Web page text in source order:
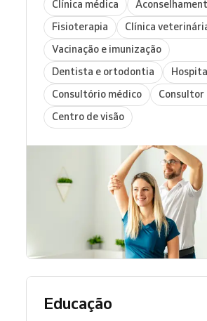
Clínica médica
Fisioterapia
Clínica
Vacinação e imunização
Dentista e ortodontia
Consultório médico
Centro de visão
Educação